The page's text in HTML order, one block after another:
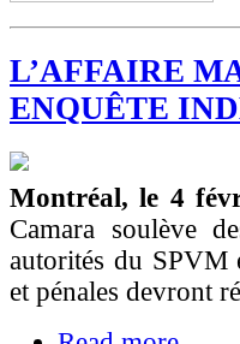
L’AFFAIRE
ENQUÊTE
Montréal, le 4
Camara soulève
autorités du SPVM
et pénales devront